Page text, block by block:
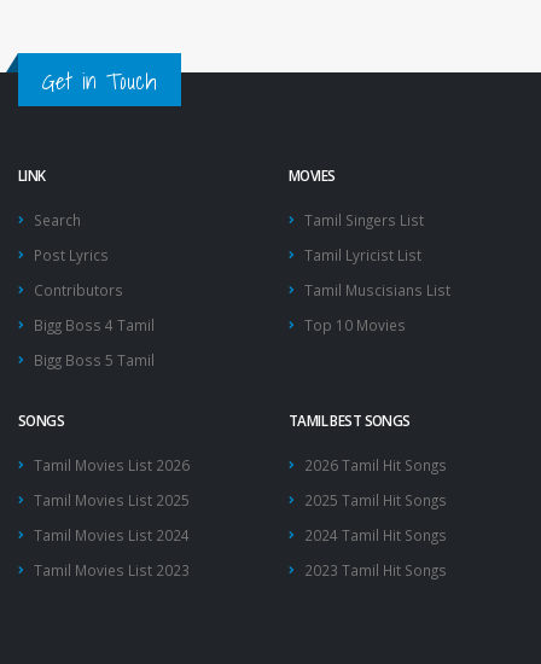
Get in Touch
LINK
Search
Post Lyrics
Contributors
Bigg Boss 4 Tamil
Bigg Boss 5 Tamil
MOVIES
Tamil Singers List
Tamil Lyricist List
Tamil Muscisians List
Top 10 Movies
SONGS
Tamil Movies List 2026
Tamil Movies List 2025
Tamil Movies List 2024
Tamil Movies List 2023
TAMIL BEST SONGS
2026 Tamil Hit Songs
2025 Tamil Hit Songs
2024 Tamil Hit Songs
2023 Tamil Hit Songs